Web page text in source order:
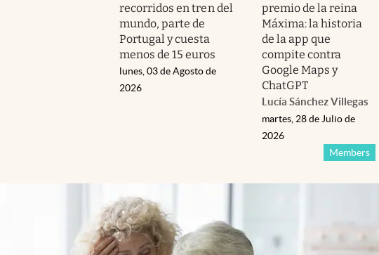
recorridos en tren del
mundo, parte de
Portugal y cuesta
menos de 15 euros
lunes, 03 de Agosto de
2026
premio de la reina
Máxima: la historia
de la app que
compite contra
Google Maps y
ChatGPT
Lucía Sánchez Villegas
Members
martes, 28 de Julio de
2026